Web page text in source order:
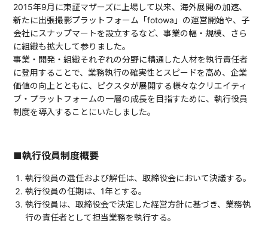
2015年9月に東証マザーズに上場して以来、海外展開の加速、
新たに出張撮影プラットフォーム「fotowa」の運営開始や、子
会社にスナップマートを設立するなど、事業の幅・規模、さら
に組織も拡大して参りました。
事業・開発・組織それぞれの分野に精通した人材を執行責任者
に登用することで、業務執行の確実性とスピードを高め、企業
価値の向上とともに、ピクスタが展開する様々なクリエイティ
ブ・プラットフォームの一層の成長を目指すために、執行役員
制度を導入することにいたしました。
■執行役員制度概要
執行役員の選任および解任は、取締役会において決議する。
執行役員の任期は、1年とする。
執行役員は、取締役会で決定した経営方針に基づき、業務執
行の責任者として担当業務を執行する。